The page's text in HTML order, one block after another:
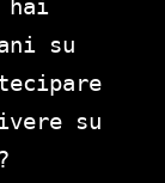
hai
su
su